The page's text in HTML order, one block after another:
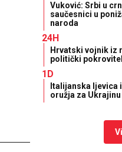
Vuković: Srbi u
saučesnici u
naroda
24H
Hrvatski vojnik iz
politički
1D
Italijanska ljevica
oružja za Ukrajinu